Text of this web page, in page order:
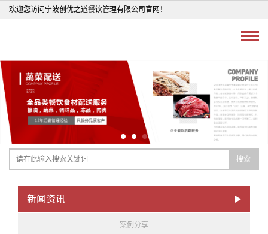
欢迎您访问宁波创优之道餐饮管理有限公司官网！
搜索
新闻资讯
案例分享